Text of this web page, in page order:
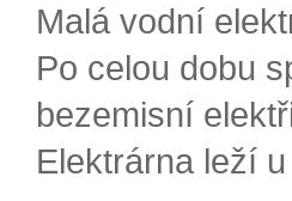
Malá vodní
Po celou dobu
bezemisní
Elektrárna leží